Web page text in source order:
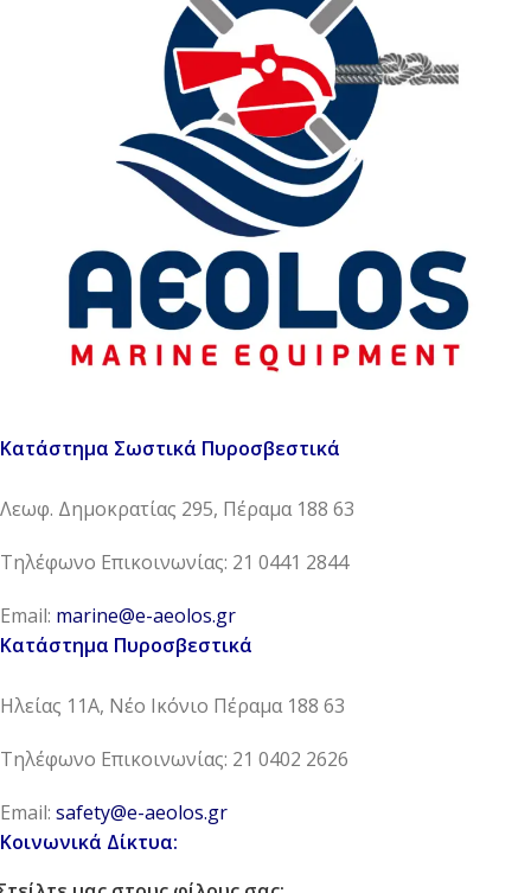
Κατάστημα Σωστικά Πυροσβεστικά
Λεωφ. Δημοκρατίας 295, Πέραμα 188 63
Τηλέφωνο Επικοινωνίας: 21 0441 2844
Email: marine@e-aeolos.gr
Κατάστημα Πυροσβεστικά
Ηλείας 11Α, Νέο Ικόνιο Πέραμα 188 63
Τηλέφωνο Επικοινωνίας: 21 0402 2626
Email: safety@e-aeolos.gr
Κοινωνικά Δίκτυα: